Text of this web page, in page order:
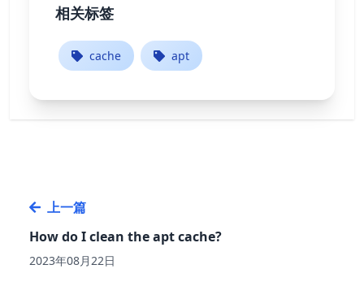
相关标签
cache apt
上一篇
How do I clean the apt cache?
2023年08月22日